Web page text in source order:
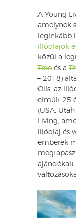
A Young
amelynek
leginkább
illóolajok
közül a
Tree és a
– 2018)
Oils, az
elmúlt 25
(USA,
Living,
illóolaj és
emberek
ajándékait